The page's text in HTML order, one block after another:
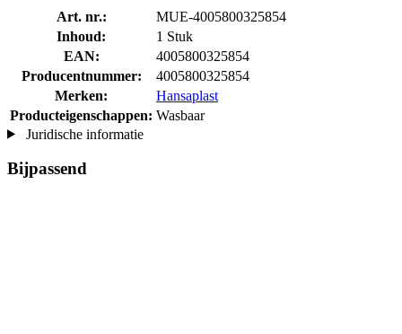
Art. nr.:
MUE-4005800325854
Inhoud:
1 Stuk
EAN:
4005800325854
Producentnummer:
4005800325854
Merken:
Hansaplast
Producteigenschappen: Wasbaar
Juridische informatie
Bijpassend